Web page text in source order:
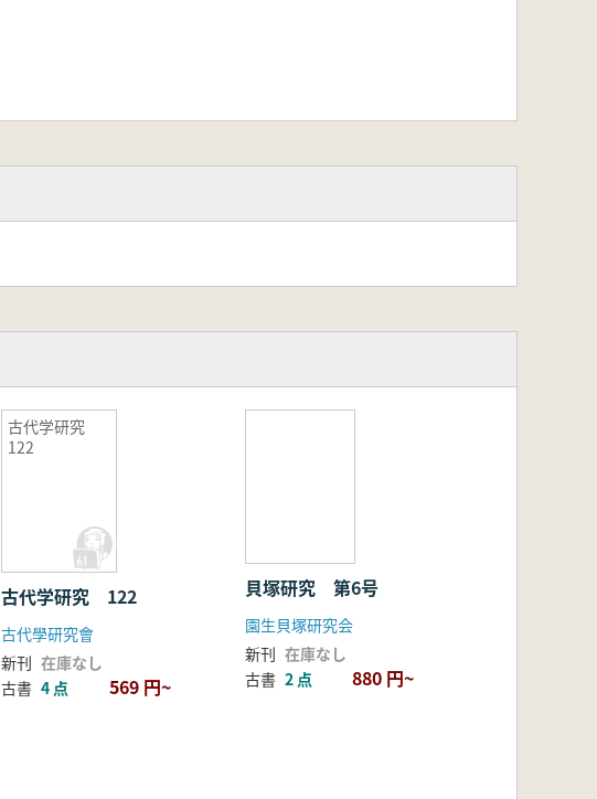
古代学研究
122
古代学研究 122
古代學研究會
新刊 在庫なし
古書 4 点 569 円~
貝塚研究 第6号
園生貝塚研究会
新刊 在庫なし
古書 2 点 880 円~